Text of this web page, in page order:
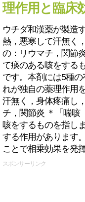
理作用と臨床
ウチダ和漢薬が製造
熱，悪寒して汗無く
の：リウマチ，関節
て痰のある咳をする
です。本剤には5種
れが独自の薬理作用
汗無く，身体疼痛し
チ，関節炎 ＊「喘咳
咳をするものを指し
する作用があります
ことで相乗効果を発
スポンサーリンク